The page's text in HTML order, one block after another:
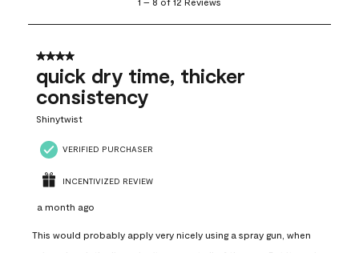
8
12
Reviews
4 out of 5 stars.
quick dry time, thicker
consistency
Shinytwist
VERIFIED PURCHASER
INCENTIVIZED REVIEW
a month ago
This would probably apply very nicely using a spray gun, when